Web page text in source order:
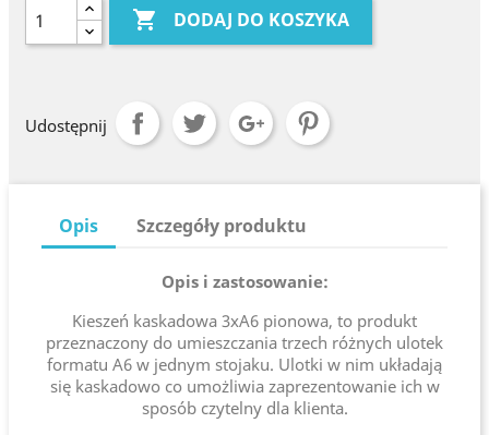
 DODAJ DO KOSZYKA
Udostępnij
Opis Szczegóły produktu
Opis i zastosowanie:
Kieszeń kaskadowa 3xA6 pionowa, to produkt
przeznaczony do umieszczania trzech różnych ulotek
formatu A6 w jednym stojaku. Ulotki w nim układają
się kaskadowo co umożliwia zaprezentowanie ich w
sposób czytelny dla klienta.